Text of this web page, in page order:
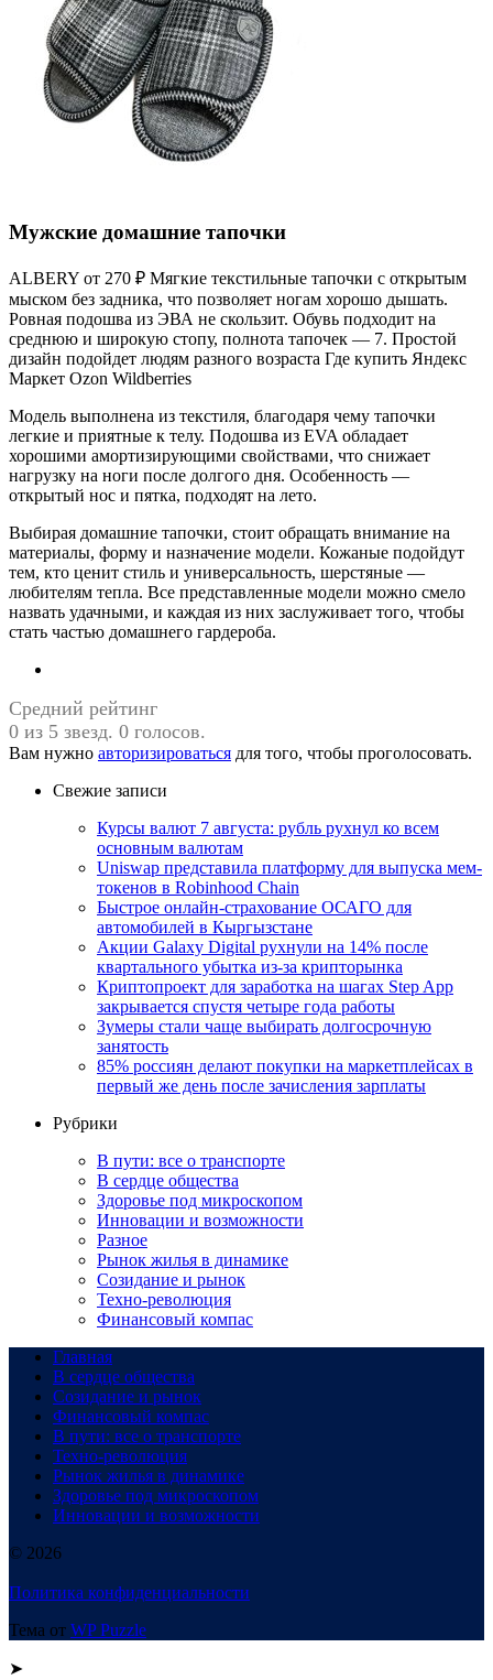
Мужские домашние тапочки
ALBERY от 270 ₽ Мягкие текстильные тапочки с открытым
мыском без задника, что позволяет ногам хорошо дышать.
Ровная подошва из ЭВА не скользит. Обувь подходит на
среднюю и широкую стопу, полнота тапочек — 7. Простой
дизайн подойдет людям разного возраста Где купить Яндекс
Маркет Ozon Wildberries
Модель выполнена из текстиля, благодаря чему тапочки
легкие и приятные к телу. Подошва из EVA обладает
хорошими амортизирующими свойствами, что снижает
нагрузку на ноги после долгого дня. Особенность —
открытый нос и пятка, подходят на лето.
Выбирая домашние тапочки, стоит обращать внимание на
материалы, форму и назначение модели. Кожаные подойдут
тем, кто ценит стиль и универсальность, шерстяные —
любителям тепла. Все представленные модели можно смело
назвать удачными, и каждая из них заслуживает того, чтобы
стать частью домашнего гардероба.
Средний рейтинг
0 из 5 звезд. 0 голосов.
Вам нужно авторизироваться для того, чтобы проголосовать.
Свежие записи
Курсы валют 7 августа: рубль рухнул ко всем
основным валютам
Uniswap представила платформу для выпуска мем-
токенов в Robinhood Chain
Быстрое онлайн-страхование ОСАГО для
автомобилей в Кыргызстане
Акции Galaxy Digital рухнули на 14% после
квартального убытка из-за крипторынка
Криптопроект для заработка на шагах Step App
закрывается спустя четыре года работы
Зумеры стали чаще выбирать долгосрочную
занятость
85% россиян делают покупки на маркетплейсах в
первый же день после зачисления зарплаты
Рубрики
В пути: все о транспорте
В сердце общества
Здоровье под микроскопом
Инновации и возможности
Разное
Рынок жилья в динамике
Созидание и рынок
Техно-революция
Финансовый компас
Главная
В сердце общества
Созидание и рынок
Финансовый компас
В пути: все о транспорте
Техно-революция
Рынок жилья в динамике
Здоровье под микроскопом
Инновации и возможности
© 2026
Политика конфиденциальности
Тема от WP Puzzle
➤